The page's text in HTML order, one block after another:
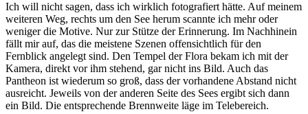
Ich will nicht sagen, dass ich wirklich fotografiert hätte. Auf meinem
weiteren Weg, rechts um den See herum scannte ich mehr oder
weniger die Motive. Nur zur Stütze der Erinnerung. Im Nachhinein
fällt mir auf, das die meistene Szenen offensichtlich für den
Fernblick angelegt sind. Den Tempel der Flora bekam ich mit der
Kamera, direkt vor ihm stehend, gar nicht ins Bild. Auch das
Pantheon ist wiederum so groß, dass der vorhandene Abstand nicht
ausreicht. Jeweils von der anderen Seite des Sees ergibt sich dann
ein Bild. Die entsprechende Brennweite läge im Telebereich.